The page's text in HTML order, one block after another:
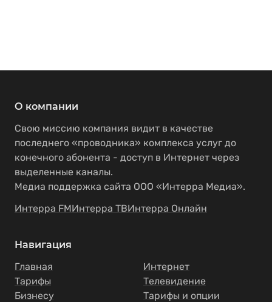
О компании
Свою миссию компания видит в качестве
последнего «проводника» комплекса услуг до
конечного абонента - доступ в Интернет через
выделенные каналы.
Медиа поддержка сайта ООО «Интерра Медиа».
Интерра FMИнтерра ТВИнтерра Онлайн
Навигация
Главная
Тарифы
Бизнесу
Интернет
Телевидение
Тарифы и опции